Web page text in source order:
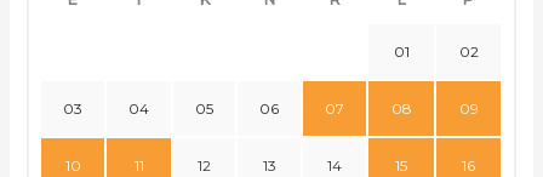
01 02
03 04 05 06 07 08 09
10 11 12 13 14 15 16